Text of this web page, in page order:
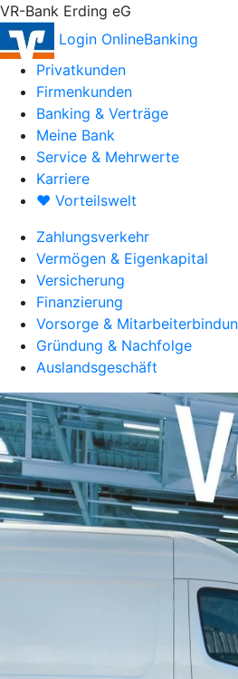
VR-Bank Erding eG
Login OnlineBanking
Privatkunden
Firmenkunden
Banking & Verträge
Meine Bank
Service & Mehrwerte
Karriere
♥ Vorteilswelt
Zahlungsverkehr
Vermögen & Eigenkapital
Versicherung
Finanzierung
Vorsorge &
Gründung & Nachfolge
Auslandsgeschäft